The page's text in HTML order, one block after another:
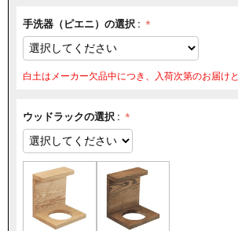
手洗器（ピエニ）の選択 :
白土はメーカー欠品中につき、入荷次第のお届けと
ウッドラックの選択 :